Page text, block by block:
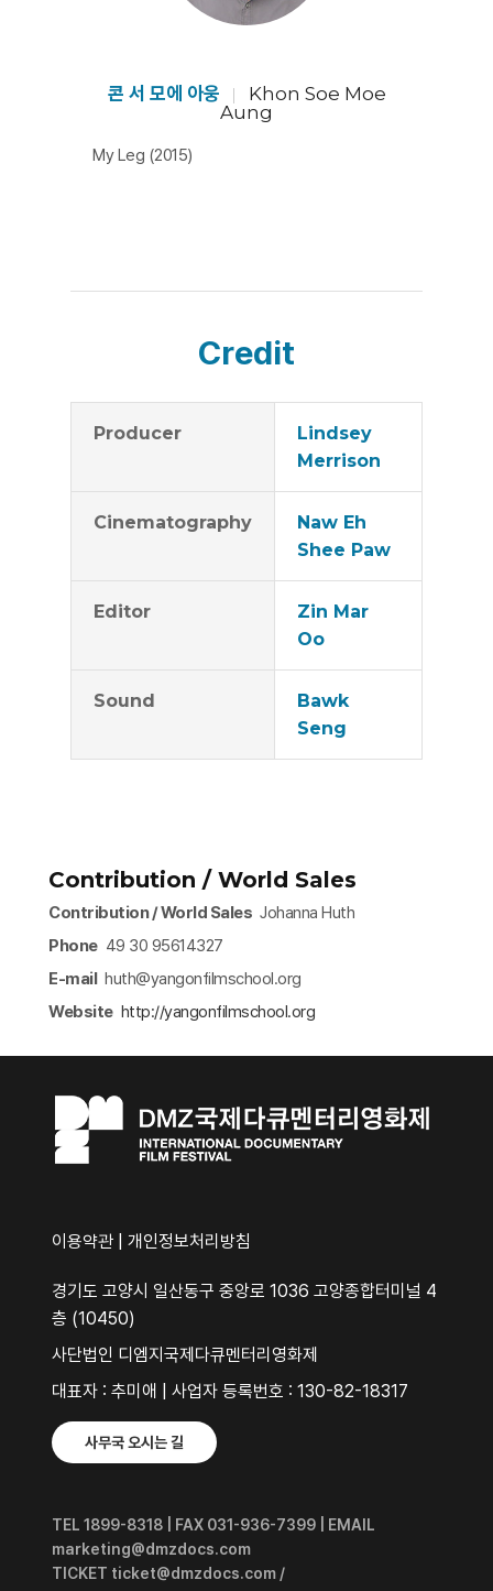
콘 서 모에 아웅
Khon Soe Moe
Aung
My Leg (2015)
Credit
Producer
Lindsey
Merrison
Cinematography
Naw Eh
Shee Paw
Editor
Zin Mar
Oo
Sound
Bawk
Seng
Contribution / World Sales
Contribution / World Sales Johanna Huth
Phone49 30 95614327
E-mailhuth@yangonfilmschool.org
Website http://yangonfilmschool.org​
이용약관 개인정보처리방침
경기도 고양시 일산동구 중앙로 1036 고양종합터미널 4
층 (10450)
사단법인 디엠지국제다큐멘터리영화제
대표자 : 추미애 | 사업자 등록번호 : 130-82-18317
사무국 오시는 길
TEL 1899-8318 | FAX 031-936-7399 | EMAIL
marketing@dmzdocs.com
TICKET ticket@dmzdocs.com /